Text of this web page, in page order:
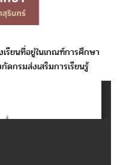
เรียนที่อยู่ในเกณฑ์การศึกษา
กรมส่งเสริมการเรียนรู้